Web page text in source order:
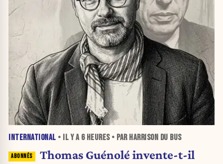
INTERNATIONAL • IL Y A 6 HEURES• PAR HARRISON DU BUS
Thomas Guénolé invente-t-il